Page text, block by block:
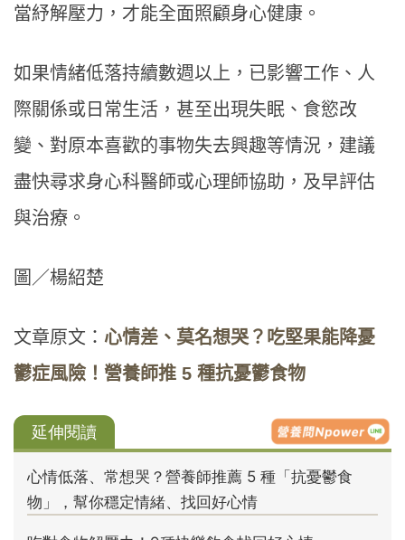
當紓解壓力，才能全面照顧身心健康。
如果情緒低落持續數週以上，已影響工作、人
際關係或日常生活，甚至出現失眠、食慾改
變、對原本喜歡的事物失去興趣等情況，建議
盡快尋求身心科醫師或心理師協助，及早評估
與治療。
圖／楊紹楚
文章原文： 心情差、莫名想哭？吃堅果能降憂
鬱症風險！營養師推 5 種抗憂鬱食物